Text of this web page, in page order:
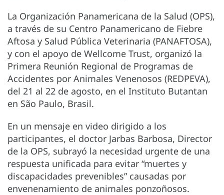
La Organización Panamericana de la Salud (OPS),
a través de su Centro Panamericano de Fiebre
Aftosa y Salud Pública Veterinaria (PANAFTOSA),
y con el apoyo de Wellcome Trust, organizó la
Primera Reunión Regional de Programas de
Accidentes por Animales Venenosos (REDPEVA),
del 21 al 22 de agosto, en el Instituto Butantan
en São Paulo, Brasil.
En un mensaje en video dirigido a los
participantes, el doctor Jarbas Barbosa, Director
de la OPS, subrayó la necesidad urgente de una
respuesta unificada para evitar “muertes y
discapacidades prevenibles” causadas por
envenenamiento de animales ponzoñosos.